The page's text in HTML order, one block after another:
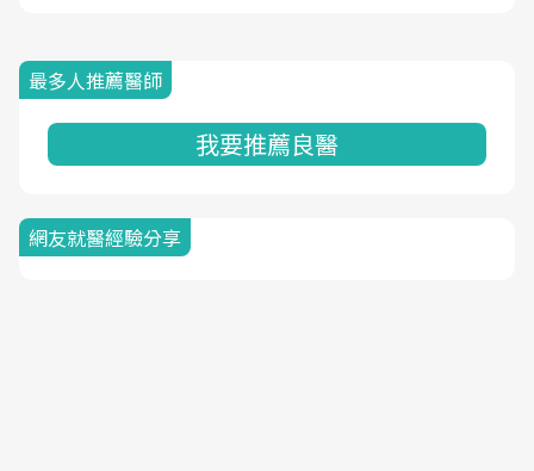
最多人推薦醫師
我要推薦良醫
網友就醫經驗分享